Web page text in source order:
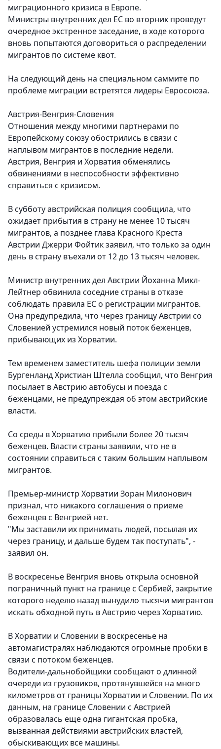
миграционного кризиса в Европе.
Министры внутренних дел ЕС во вторник проведут
очередное экстренное заседание, в ходе которого
вновь попытаются договориться о распределении
мигрантов по системе квот.
На следующий день на специальном саммите по
проблеме миграции встретятся лидеры Евросоюза.
Австрия-Венгрия-Словения
Отношения между многими партнерами по
Европейскому союзу обострились в связи с
наплывом мигрантов в последние недели.
Австрия, Венгрия и Хорватия обменялись
обвинениями в неспособности эффективно
справиться с кризисом.
В субботу австрийская полиция сообщила, что
ожидает прибытия в страну не менее 10 тысяч
мигрантов, а позднее глава Красного Креста
Австрии Джерри Фойтик заявил, что только за один
день в страну въехали от 12 до 13 тысяч человек.
Министр внутренних дел Австрии Йоханна Микл-
Лейтнер обвинила соседние страны в отказе
соблюдать правила ЕС о регистрации мигрантов.
Она предупредила, что через границу Австрии со
Словенией устремился новый поток беженцев,
прибывающих из Хорватии.
Тем временем заместитель шефа полиции земли
Бургенланд Христиан Штелла сообщил, что Венгрия
посылает в Австрию автобусы и поезда с
беженцами, не предупреждая об этом австрийские
власти.
Со среды в Хорватию прибыли более 20 тысяч
беженцев. Власти страны заявили, что не в
состоянии справиться с таким большим наплывом
мигрантов.
Премьер-министр Хорватии Зоран Милонович
признал, что никакого соглашения о приеме
беженцев с Венгрией нет.
"Мы заставили их принимать людей, посылая их
через границу, и дальше будем так поступать", -
заявил он.
В воскресенье Венгрия вновь открыла основной
пограничный пункт на границе с Сербией, закрытие
которого неделю назад вынудило тысячи мигрантов
искать обходной путь в Австрию через Хорватию.
В Хорватии и Словении в воскресенье на
автомагистралях наблюдаются огромные пробки в
связи с потоком беженцев.
Водители-дальнобойщики сообщают о длинной
очереди из грузовиков, протянувшейся на много
километров от границы Хорватии и Словении. По их
данным, на границе Словении с Австрией
образовалась еще одна гигантская пробка,
вызванная действиями австрийских властей,
обыскивающих все машины.